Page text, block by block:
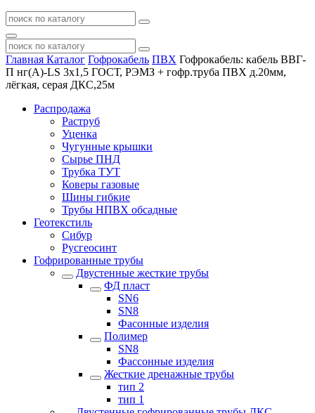
Главная Каталог Гофрокабель ПВХ Гофрокабель: кабель ВВГ-
П нг(А)-LS 3х1,5 ГОСТ, РЭМЗ + гофр.труба ПВХ д.20мм,
лёгкая, серая ДКС,25м
Распродажа
Раструб
Уценка
Чугунные крышки
Сырье ПНД
Трубка ТУТ
Коверы газовые
Шины гибкие
Трубы НПВХ обсадные
Геотекстиль
Сибур
Русгеосинт
Гофрированные трубы
Двустенные жесткие трубы
ФД пласт
SN6
SN8
Фасонные изделия
Полимер
SN8
Фассонные изделия
Жесткие дренажные трубы
тип 2
тип 1